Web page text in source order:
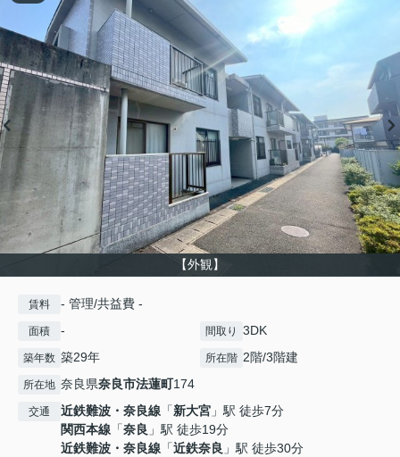
【外観】
賃料 - 管理/共益費 -
面積 - 間取り 3DK
築年数 築29年 所在階 2階/3階建
所在地 奈良県奈良市法蓮町174
交通 近鉄難波・奈良線 「新大宮 」駅 徒歩7分
関西本線 「奈良 」駅 徒歩19分
近鉄難波・奈良線 「近鉄奈良 」駅 徒歩30分